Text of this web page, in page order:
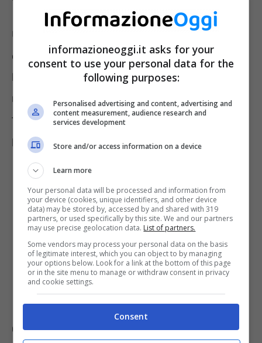
Un altro modo per evitare che la tintura sulla
cute vada via velocemente è quella ridurre il
lavaggio del capello. Inoltre, dopo essersi
recati dal parrucchiere per l’applicazione della
tinta è importante attendere qualche giorno
prima di fare lo shampoo.
Questo perché il pigmento contenuto riuscirà
informazioneoggi.it asks for your
consent to use your personal data for the
following purposes:
Personalised advertising and content, advertising and
content measurement, audience research and
services development
Store and/or access information on a device
Learn more
Your personal data will be processed and information from
your device (cookies, unique identifiers, and other device
data) may be stored by, accessed by and shared with 319
partners, or used specifically by this site. We and our partners
may use precise geolocation data. List of partners.
Some vendors may process your personal data on the basis
of legitimate interest, which you can object to by managing
your options below. Look for a link at the bottom of this page
or in the site menu to manage or withdraw consent in privacy
and cookie settings.
Consent